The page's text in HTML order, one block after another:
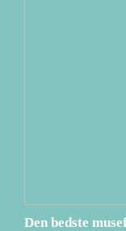
Den bedste